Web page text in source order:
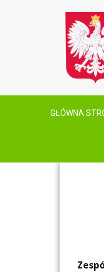
GŁÓWNA